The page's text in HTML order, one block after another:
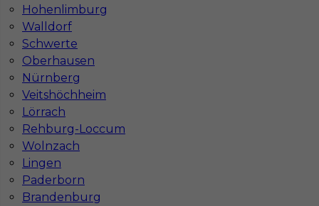
Hohenlimburg
Walldorf
Schwerte
Oberhausen
Nürnberg
Veitshöchheim
Lörrach
Rehburg-Loccum
Wolnzach
Lingen
Paderborn
Brandenburg
Kategoria Prace wykończeniowe
Płytkarz
Lokalizacja Niemcy
Wymagane języki
Niemiecki komunikatywny
Stawka 15 - 17 € / h